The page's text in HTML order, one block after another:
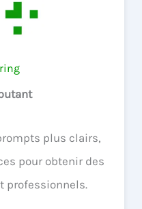
plus clairs,
pour obtenir des
professionnels.